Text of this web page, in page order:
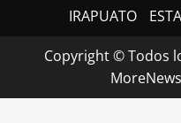
IRAPUATO
Copyright © Todos
MoreNews